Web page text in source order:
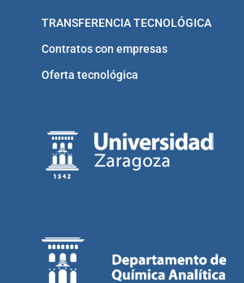
TRANSFERENCIA TECNOLÓGICA
Contratos con empresas
Oferta tecnológica